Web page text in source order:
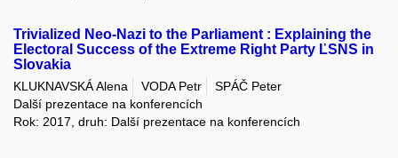
Trivialized Neo-Nazi to the Parliament : Explaining the
Electoral Success of the Extreme Right Party ĽSNS in
Slovakia
KLUKNAVSKÁ Alena VODA Petr
SPÁČ Peter
Další prezentace na konferencích
Rok: 2017, druh: Další prezentace na konferencích